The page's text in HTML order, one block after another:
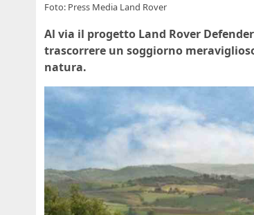
Foto: Press Media Land Rover
Al via il progetto Land Rover
trascorrere un soggiorno
natura.